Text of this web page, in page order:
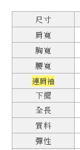
尺寸
肩寬
胸寬
腰寬
連肩袖
下擺
全長
質料
彈性